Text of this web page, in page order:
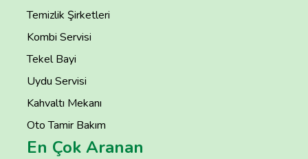
Temizlik Şirketleri
Kombi Servisi
Tekel Bayi
Uydu Servisi
Kahvaltı Mekanı
Oto Tamir Bakım
En Çok Aranan